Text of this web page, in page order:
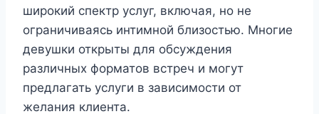
широкий спектр услуг, включая, но не
ограничиваясь интимной близостью. Многие
девушки открыты для обсуждения
различных форматов встреч и могут
предлагать услуги в зависимости от
желания клиента.